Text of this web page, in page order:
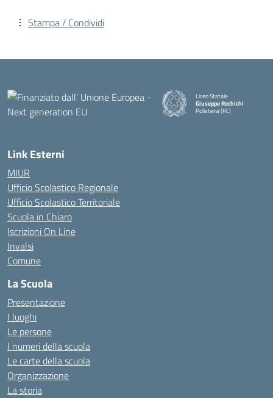
Stampa / Condividi
Liceo Statale
Giuseppe Rechichi
Polistena (RC)
Link Esterni
MIUR
Ufficio Scolastico Regionale
Ufficio Scolastico Territoriale
Scuola in Chiaro
Iscrizioni On Line
Invalsi
Comune
La Scuola
Presentazione
I luoghi
Le persone
I numeri della scuola
Le carte della scuola
Organizzazione
La storia